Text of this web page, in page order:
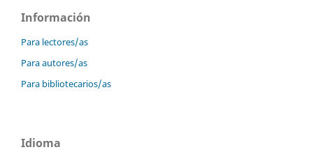
Información
Para lectores/as
Para autores/as
Para bibliotecarios/as
Idioma